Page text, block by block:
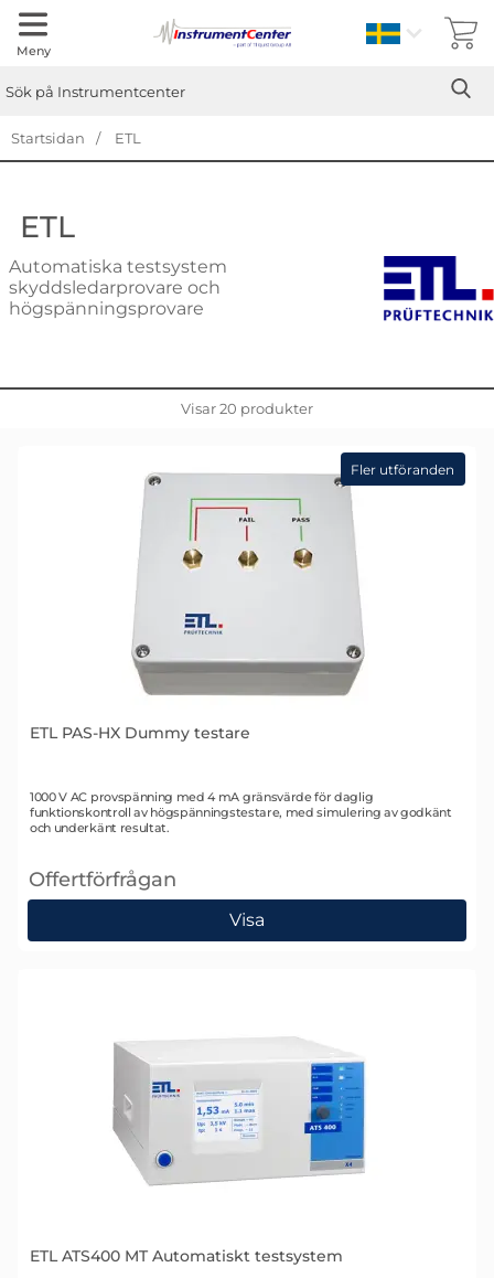
Meny Sverige
Startsidan ETL
ETL
Automatiska testsystem
skyddsledarprovare och
högspänningsprovare
Visar 20 produkter
Fler utföranden
ETL PAS-HX Dummy testare
Art. nr 2960
1000 V AC provspänning med 4 mA gränsvärde för daglig
funktionskontroll av högspänningstestare, med simulering av godkänt
och underkänt resultat.
Offertförfrågan
, ETL PAS-HX Dummy testare
Visa
ETL ATS400 MT Automatiskt testsystem